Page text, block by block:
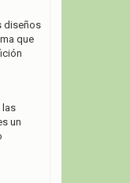
diseños
que
las
un